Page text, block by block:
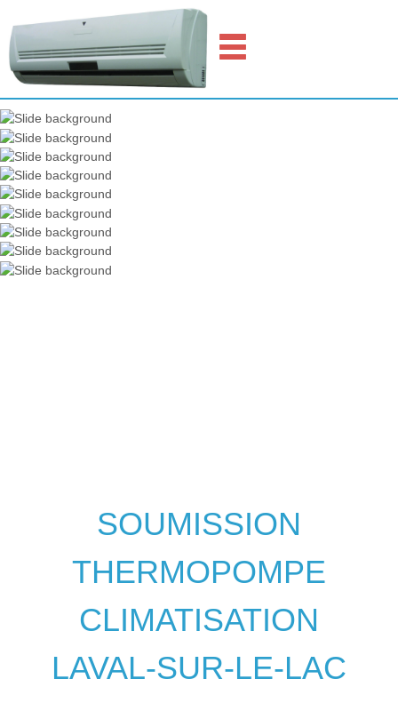
SOUMISSION
THERMOPOMPE
CLIMATISATION
LAVAL-SUR-LE-LAC